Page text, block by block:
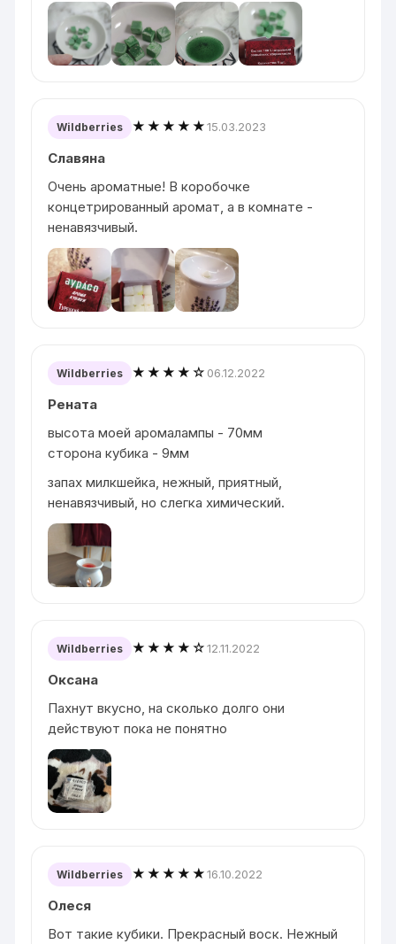
Wildberries ★★★★★15.03.2023
Славяна
Очень ароматные! В коробочке
концетрированный аромат, а в комнате -
ненавязчивый.
Wildberries ★★★★☆ 06.12.2022
Рената
высота моей аромалампы - 70мм
сторона кубика - 9мм
запах милкшейка, нежный, приятный,
ненавязчивый, но слегка химический.
Wildberries ★★★★☆12.11.2022
Оксана
Пахнут вкусно, на сколько долго они
действуют пока не понятно
Wildberries ★★★★★16.10.2022
Олеся
Вот такие кубики. Прекрасный воск. Нежный